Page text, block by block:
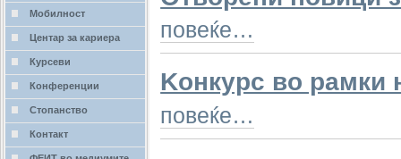
повеќе…
Kонкурс во рамки
повеќе…
Мобилност
Центар за кариера
Курсеви
Конференции
Стопанство
Контакт